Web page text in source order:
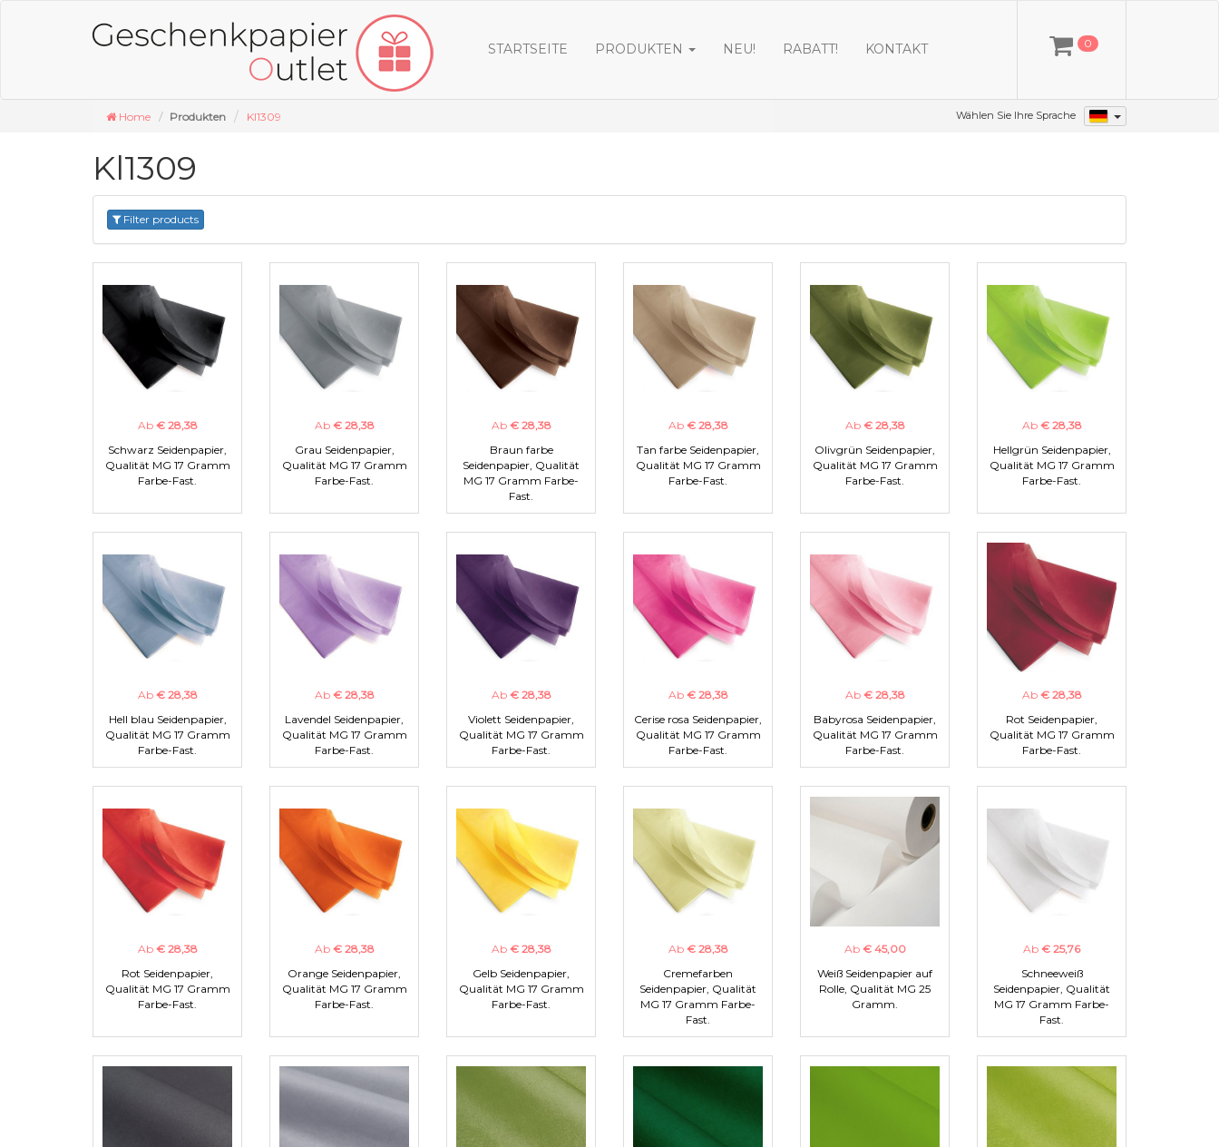
STARTSEITE PRODUKTEN NEU! RABATT! KONTAKT 0
Home Produkten Kl1309 Wählen Sie Ihre Sprache
Kl1309
Filter products
Ab € 28,38
Schwarz Seidenpapier,
Qualität MG 17 Gramm
Farbe-Fast.
Ab € 28,38
Grau Seidenpapier,
Qualität MG 17 Gramm
Farbe-Fast.
Ab € 28,38
Braun farbe
Seidenpapier, Qualität
MG 17 Gramm Farbe-
Fast.
Ab € 28,38
Tan farbe Seidenpapier,
Qualität MG 17 Gramm
Farbe-Fast.
Ab € 28,38
Olivgrün Seidenpapier,
Qualität MG 17 Gramm
Farbe-Fast.
Ab € 28,38
Hellgrün Seidenpapier,
Qualität MG 17 Gramm
Farbe-Fast.
Ab € 28,38
Hell blau Seidenpapier,
Qualität MG 17 Gramm
Farbe-Fast.
Ab € 28,38
Lavendel Seidenpapier,
Qualität MG 17 Gramm
Farbe-Fast.
Ab € 28,38
Violett Seidenpapier,
Qualität MG 17 Gramm
Farbe-Fast.
Ab € 28,38
Cerise rosa Seidenpapier,
Qualität MG 17 Gramm
Farbe-Fast.
Ab € 28,38
Babyrosa Seidenpapier,
Qualität MG 17 Gramm
Farbe-Fast.
Ab € 28,38
Rot Seidenpapier,
Qualität MG 17 Gramm
Farbe-Fast.
Ab € 28,38
Rot Seidenpapier,
Qualität MG 17 Gramm
Farbe-Fast.
Ab € 28,38
Orange Seidenpapier,
Qualität MG 17 Gramm
Farbe-Fast.
Ab € 28,38
Gelb Seidenpapier,
Qualität MG 17 Gramm
Farbe-Fast.
Ab € 28,38
Cremefarben
Seidenpapier, Qualität
MG 17 Gramm Farbe-
Fast.
Ab € 45,00
Weiß Seidenpapier auf
Rolle, Qualität MG 25
Gramm.
Ab € 25,76
Schneeweiß
Seidenpapier, Qualität
MG 17 Gramm Farbe-
Fast.